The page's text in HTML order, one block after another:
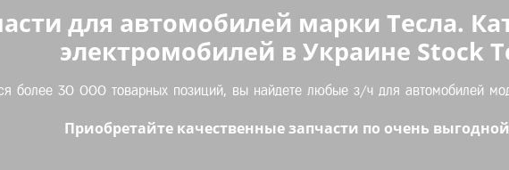
для автомобилей марки Тесла.
электромобилей в Украине Stock
более 30 000 товарных позиций, вы найдете любые з/ч для автомобилей
Приобретайте качественные запчасти по очень